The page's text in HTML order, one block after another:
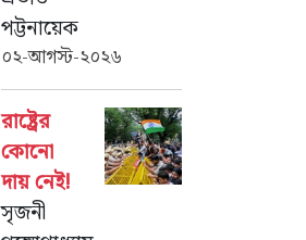
পট্টনায়েক
০২-আগস্ট-২০২৬
রাষ্ট্রের
কোনো
দায় নেই!
সৃজনী